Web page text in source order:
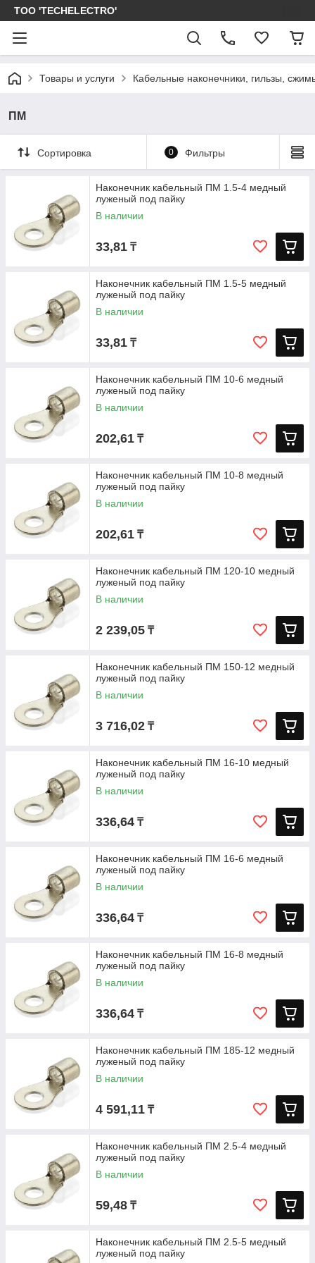
ТОО 'TECHELECTRO'
Товары и услуги Кабельные наконечники, гильзы,
ПМ
Сортировка 0 Фильтры
Наконечник кабельный ПМ 1.5-4 медный
луженый под пайку
В наличии
33,81 ₸
Наконечник кабельный ПМ 1.5-5 медный
луженый под пайку
В наличии
33,81 ₸
Наконечник кабельный ПМ 10-6 медный
луженый под пайку
В наличии
202,61 ₸
Наконечник кабельный ПМ 10-8 медный
луженый под пайку
В наличии
202,61 ₸
Наконечник кабельный ПМ 120-10 медный
луженый под пайку
В наличии
2 239,05 ₸
Наконечник кабельный ПМ 150-12 медный
луженый под пайку
В наличии
3 716,02 ₸
Наконечник кабельный ПМ 16-10 медный
луженый под пайку
В наличии
336,64 ₸
Наконечник кабельный ПМ 16-6 медный
луженый под пайку
В наличии
336,64 ₸
Наконечник кабельный ПМ 16-8 медный
луженый под пайку
В наличии
336,64 ₸
Наконечник кабельный ПМ 185-12 медный
луженый под пайку
В наличии
4 591,11 ₸
Наконечник кабельный ПМ 2.5-4 медный
луженый под пайку
В наличии
59,48 ₸
Наконечник кабельный ПМ 2.5-5 медный
луженый под пайку